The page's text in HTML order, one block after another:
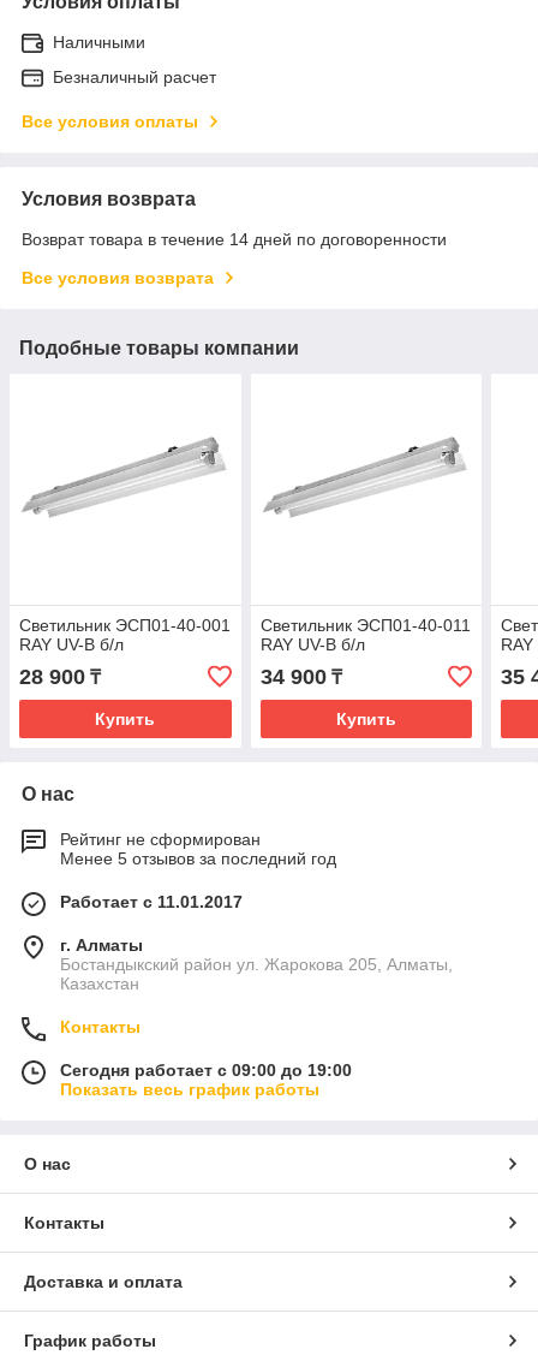
Наличными
Безналичный расчет
Все условия оплаты
Условия возврата
Возврат товара в течение 14 дней по договоренности
Все условия возврата
Подобные товары компании
Светильник ЭСП01-40-001
RAY UV-B б/л
28 900 ₸
Купить
Светильник ЭСП01-40-011
RAY UV-B б/л
34 900₸
Купить
35
О нас
Рейтинг не сформирован
Менее 5 отзывов за последний год
Работает с 11.01.2017
г. Алматы
Бостандыкский район ул. Жарокова 205, Алматы,
Казахстан
Контакты
Сегодня работает с 09:00 до 19:00
Показать весь график работы
О нас
Контакты
Доставка и оплата
График работы